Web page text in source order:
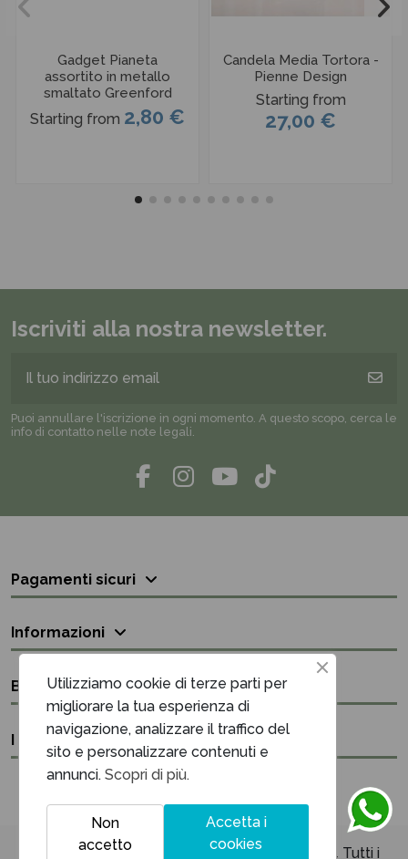
Gadget Pianeta
assortito in metallo
smaltato Greenford
Starting from 2,80 €
Candela Media Tortora -
Pienne Design
Starting from
27,00 €
Iscriviti alla nostra newsletter.
Puoi annullare l'iscrizione in ogni momento. A questo scopo, cerca le
info di contatto nelle note legali.
Pagamenti sicuri
Informazioni
Bisogno di aiuto?
I nostri contatti
Unique Maison & Cadeaux P.iva 03394220614 Tutti i
Utilizziamo cookie di terze parti per
migliorare la tua esperienza di
navigazione, analizzare il traffico del
sito e personalizzare contenuti e
annunci. Scopri di più.
Accetta i
cookies
Non
accetto